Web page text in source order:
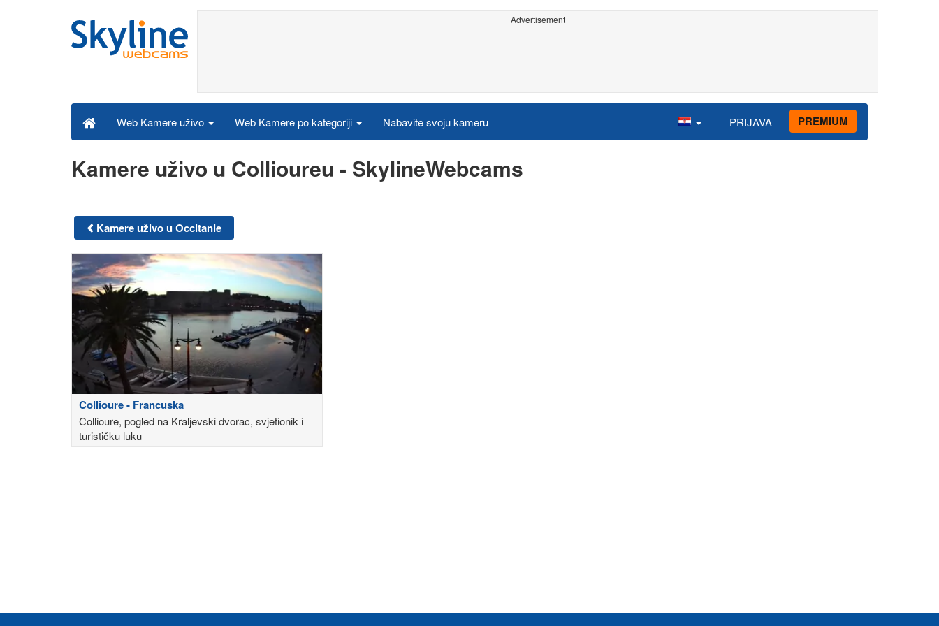
Advertisement
Web Kamere uživo Web Kamere po kategoriji Nabavite svoju kameru PRIJAVA PREMIUM
Kamere uživo u Collioureu - SkylineWebcams
Kamere uživo u Occitanie
Collioure - Francuska
Collioure, pogled na Kraljevski dvorac, svjetionik i
turističku luku